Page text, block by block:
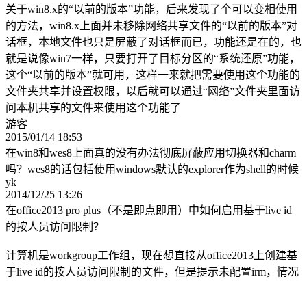
关于win8.x的“以前的版本”功能，后来发现了个可以变相使用
的方法，win8.x上面并未移除网络共享文件的“以前的版本”对
话框，本地文件也只是屏蔽了对话框而已，功能还是在的，也
就是说像win7一样，只要打开了目标分区的“系统还原”功能，
这个“以前的版本”就可用，这样一来就把需要使用这个功能的
文件夹共享并设置权限，以后就可以通过“网络”文件夹里面访
问本机共享的文件来使用这个功能了
游客
2015/01/14 18:53
在win8和wes8上面真的没有办法彻底屏蔽应用切换器和charm
吗？wes8的话包括使用windows默认的explorer作为shell的时候
yk
2014/12/25 13:26
在office2013 pro plus（不是即点即用）中如何启用基于live id
的按人员访问限制？
计算机是workgroup工作组，现在想直接从office2013上创建基
于live id的按人员访问限制的文件，但是提示未配置irm，情况